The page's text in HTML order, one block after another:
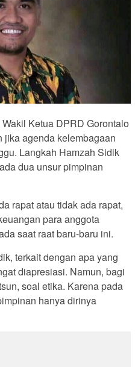
Ketua DPRD Gorontalo
jika agenda kelembagaan
Langkah Hamzah Sidik
dua unsur pimpinan
rapat atau tidak ada rapat,
para anggota
saat raat baru-baru ini.
terkait dengan apa yang
diapresiasi. Namun, bagi
soal etika. Karena pada
hanya dirinya